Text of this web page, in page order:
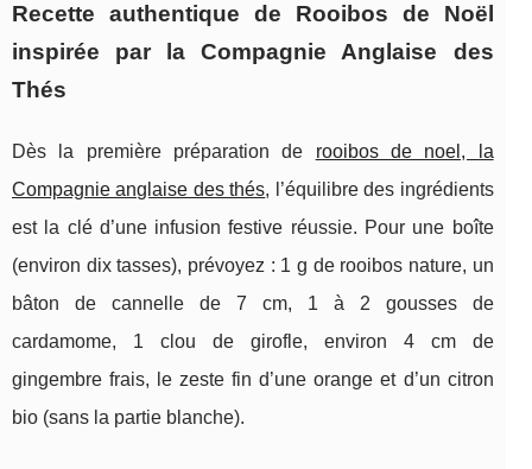
Recette authentique de Rooibos de Noël
inspirée par la Compagnie Anglaise des
Thés
Dès la première préparation de rooibos de noel, la
Compagnie anglaise des thés, l’équilibre des ingrédients
est la clé d’une infusion festive réussie. Pour une boîte
(environ dix tasses), prévoyez : 1 g de rooibos nature, un
bâton de cannelle de 7 cm, 1 à 2 gousses de
cardamome, 1 clou de girofle, environ 4 cm de
gingembre frais, le zeste fin d’une orange et d’un citron
bio (sans la partie blanche).